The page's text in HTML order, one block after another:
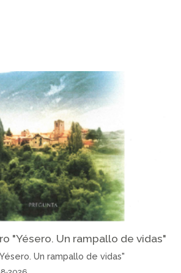
"Yésero. Un rampallo de vidas"
Un rampallo de vidas"